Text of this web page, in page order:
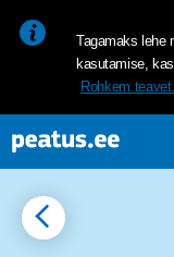
Tagamaks lehe
kasutamise,
Rohkem teavet.